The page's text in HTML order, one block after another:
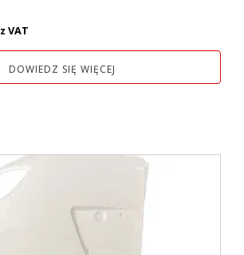
z VAT
DOWIEDZ SIĘ WIĘCEJ